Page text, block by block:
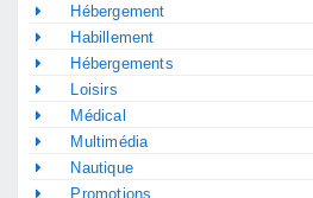
Hébergement
Habillement
Hébergements
Loisirs
Médical
Multimédia
Nautique
Promotions